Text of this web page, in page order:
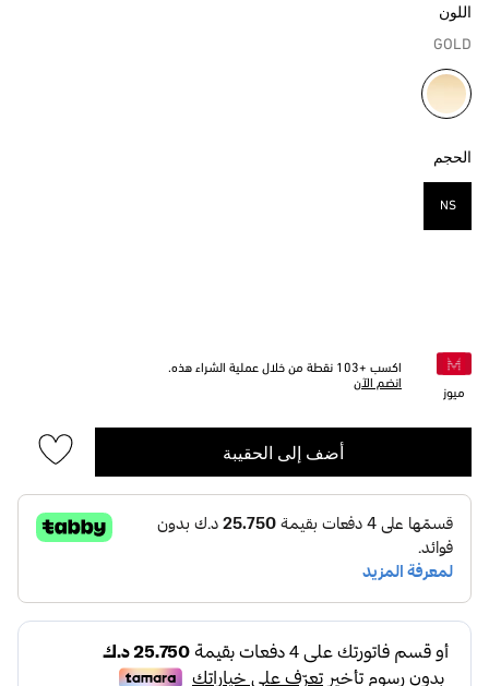
اللون
GOLD
مختار
الحجم
NS
ميوز
اكسب +103 نقطة من خلال عملية الشراء هذه.
انضم الآن
أضف إلى الحقيبة